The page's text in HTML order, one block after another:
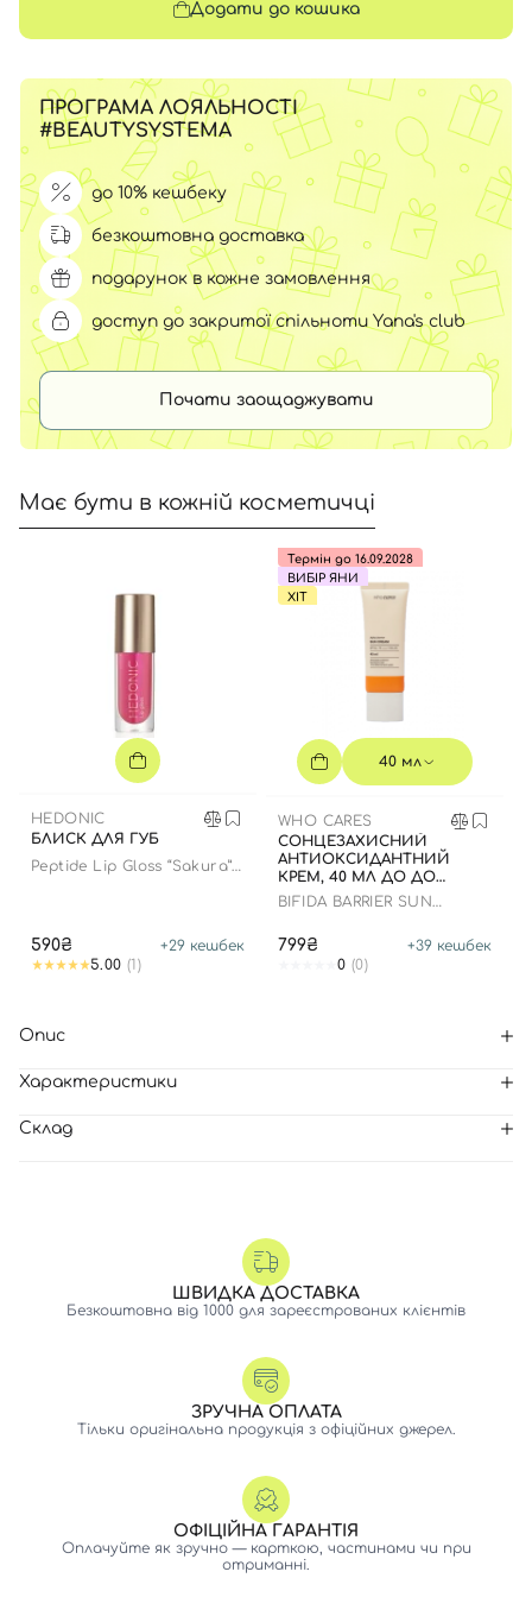
Додати до кошика
ПРОГРАМА ЛОЯЛЬНОСТІ
#BEAUTYSYSTEMA
до 10% кешбеку
безкоштовна доставка
подарунок в кожне замовлення
доступ до закритої спільноти Yana's club
Почати заощаджувати
Має бути в кожній косметичці
HEDONIC
БЛИСК ДЛЯ ГУБ
Peptide Lip Gloss “Sakura”
590₴ +29 кешбек
5.00 (1)
Термін до 16.09.2028
ВИБІР ЯНИ
ХІТ
40 мл
WHO CARES
СОНЦЕЗАХИСНИЙ
АНТИОКСИДАНТНИЙ
КРЕМ, 40 МЛ ДО ДО
16.09.2028 РОКУ
BIFIDA BARRIER SUN
799₴ +39 кешбек
0 (0)
Опис
Характеристики
Склад
ШВИДКА ДОСТАВКА
Безкоштовна від 1000 для зареєстрованих клієнтів
ЗРУЧНА ОПЛАТА
Тільки оригінальна продукція з офіційних джерел.
ОФІЦІЙНА ГАРАНТІЯ
Оплачуйте як зручно — карткою, частинами чи при
отриманні.